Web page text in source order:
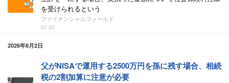
を受けられるという
ファイナンシャルフィールド
07:30
2026年8月2日
父がNISAで運用する2500万円を孫に残す場合、相続
税の2割加算に注意が必要